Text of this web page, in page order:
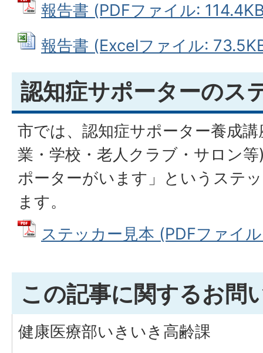
報告書 (PDFファイル:
報告書 (Excelファイル:
認知症サポーターのス
市では、認知症サポーター養成
業・学校・老人クラブ・サロン
ポーターがいます」というステ
ます。
ステッカー見本 (PDFファイ
この記事に関するお問
健康医療部いきいき高齢課